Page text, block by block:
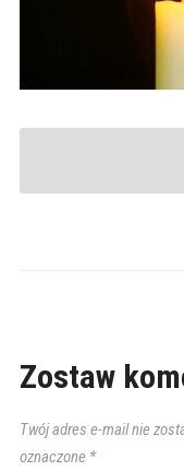
Zostaw
Twój adres e-mail nie
oznaczone *